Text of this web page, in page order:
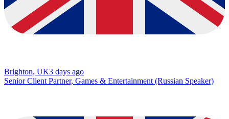
Brighton, UK3 days ago
Senior Client Partner, Games & Entertainment (Russian Speaker)